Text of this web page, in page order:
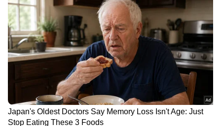
വിശകലനവും സമഗ്രമായ റിപ്പോർട്ടിംഗും —
എല്ലാം ഒരൊറ്റ സ്ഥലത്ത്. ഏത് സമയത്തും,
എവിടെയും വിശ്വസനീയമായ വാർത്തകൾ
ലഭിക്കാൻAsianet News Malayalam